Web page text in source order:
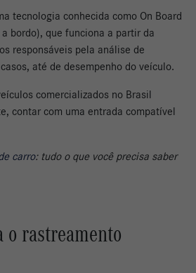
tecnologia conhecida como On Board
bordo), que funciona a partir da
responsáveis pela análise de
até de desempenho do veículo.
comercializados no Brasil
contar com uma entrada compatível
carro: tudo o que você precisa saber
o rastreamento